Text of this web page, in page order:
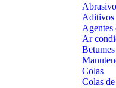
Aditivos
Agentes
Ar
Betumes
Colas
Colas